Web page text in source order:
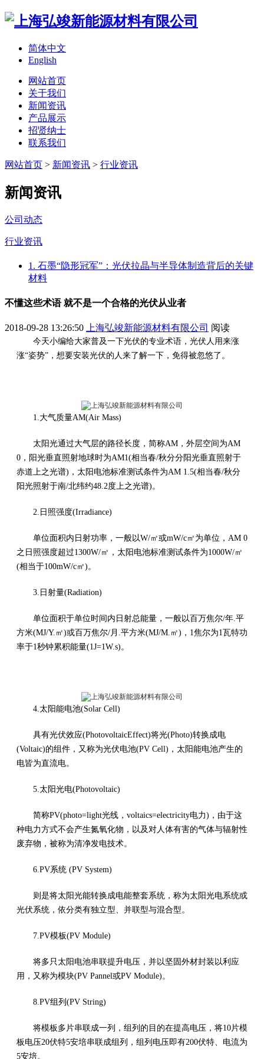
简体中文
English
网站首页
关于我们
新闻资讯
产品展示
招贤纳士
联系我们
网站首页 > 新闻资讯 > 行业资讯
新闻资讯
公司动态
行业资讯
1. 石墨“隐形冠军”：光伏拉晶与半导体制造背后的关键
材料
不懂这些术语 就不是一个合格的光伏从业者
2018-09-28 13:26:50 上海弘竣新能源材料有限公司 阅读
今天小编给大家普及一下光伏的专业术语，光伏人用来涨
涨“姿势”，想要安装光伏的人来了解一下，免得被忽悠了。
1.大气质量AM(Air Mass)
太阳光通过大气层的路径长度，简称AM，外层空间为AM
0，阳光垂直照射地球时为AM1(相当春/秋分分阳光垂直照射于
赤道上之光谱)，太阳电池标准测试条件为AM 1.5(相当春/秋分
阳光照射于南/北纬约48.2度上之光谱)。
2.日照强度(Irradiance)
单位面积内日射功率，一般以W/㎡或mW/c㎡为单位，AM 0
之日照强度超过1300W/㎡，太阳电池标准测试条件为1000W/㎡
(相当于100mW/c㎡)。
3.日射量(Radiation)
单位面积于单位时间内日射总能量，一般以百万焦尔/年.平
方米(MJ/Y.㎡)或百万焦尔/月.平方米(MJ/M.㎡)，1焦尔为1瓦特功
率于1秒钟累积能量(1J=1W.s)。
4.太阳能电池(Solar Cell)
具有光伏效应(PhotovoltaicEffect)将光(Photo)转换成电
(Voltaic)的组件，又称为光伏电池(PV Cell)，太阳能电池产生的
电皆为直流电。
5.太阳光电(Photovoltaic)
简称PV(photo=light光线，voltaics=electricity电力)，由于这
种电力方式不会产生氮氧化物，以及对人体有害的气体与辐射性
废弃物，被称为清净发电技术。
6.PV系统 (PV System)
则是将太阳光能转换成电能整套系统，称为太阳光电系统或
光伏系统，依分类有独立型、并联型与混合型。
7.PV模板(PV Module)
将多只太阳电池串联提升电压，并以坚固外材封装以利应
用，又称为模块(PV Pannel或PV Module)。
8.PV组列(PV String)
将模板多片串联成一列，组列的目的在提高电压，将10片模
板电压20伏特5安培串联成组列，组列电压即有200伏特、电流为
5安培。